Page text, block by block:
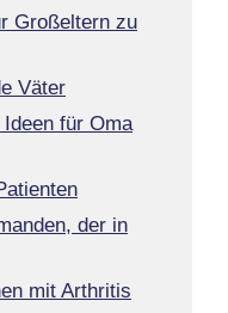
Großeltern zu
Väter
für Oma
der in
mit Arthritis